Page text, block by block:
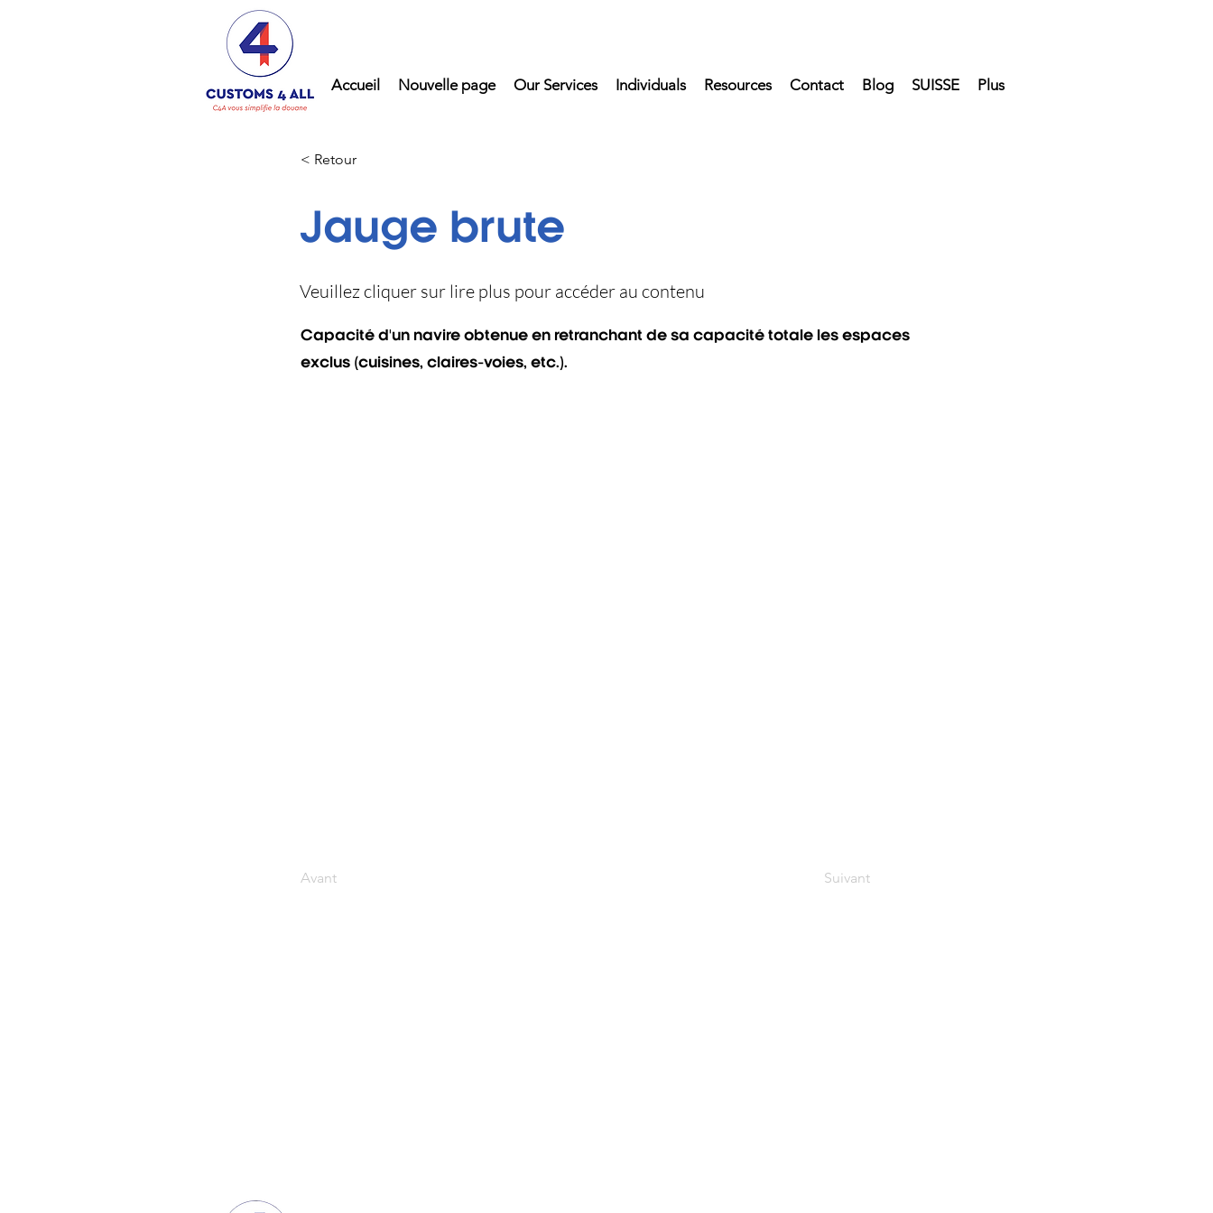
Accueil Nouvelle page Our Services Individuals Resources Contact Blog SUISSE Plus
< Retour
Jauge brute
Veuillez cliquer sur lire plus pour accéder au contenu
Capacité d'un navire obtenue en retranchant de sa capacité totale les espaces
exclus (cuisines, claires-voies, etc.).
Avant Suivant